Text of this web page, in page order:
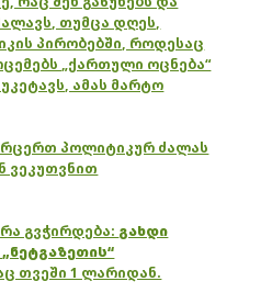
თუმცა დღეს,
პირობებში, როდესაც
„ქართული ოცნება“
ამას მარტო
პოლიტიკურ ძალას
ვეკუთვნით
გვჭირდება: გახდი
თვეში 1 ლარიდან.